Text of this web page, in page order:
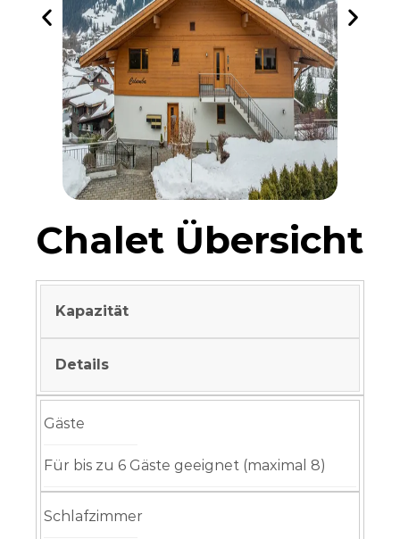
Chalet Übersicht
Kapazität
Details
Gäste
Für bis zu 6 Gäste geeignet (maximal 8)
Schlafzimmer